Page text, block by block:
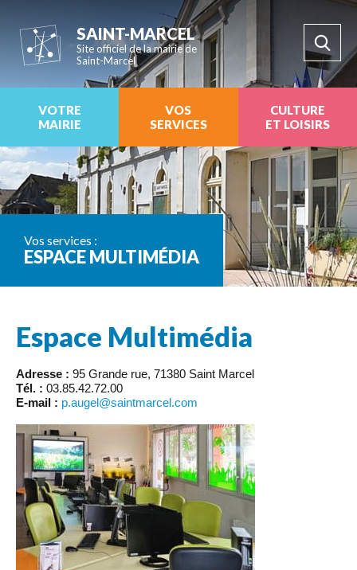
SAINT-MARCEL
Site officiel de la mairie de
Saint-Marcel
VOTRE
MAIRIE
VOS
SERVICES
CULTURE
ET LOISIRS
Vos services :
ESPACE MULTIMÉDIA
Espace Multimédia
Adresse : 95 Grande rue, 71380 Saint Marcel
Tél. : 03.85.42.72.00
E-mail : p.augel@saintmarcel.com